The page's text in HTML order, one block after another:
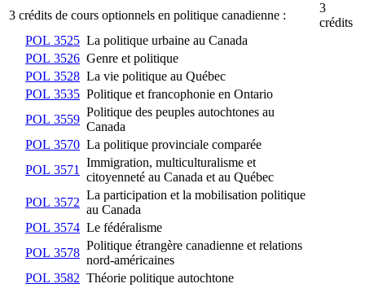
3 crédits de cours optionnels en politique canadienne :
3
crédits
POL 3525 La politique urbaine au Canada
POL 3526 Genre et politique
POL 3528 La vie politique au Québec
POL 3535 Politique et francophonie en Ontario
POL 3559
Politique des peuples autochtones au
Canada
POL 3570 La politique provinciale comparée
POL 3571
Immigration, multiculturalisme et
citoyenneté au Canada et au Québec
POL 3572
La participation et la mobilisation politique
au Canada
POL 3574 Le fédéralisme
POL 3578
Politique étrangère canadienne et relations
nord-américaines
POL 3582 Théorie politique autochtone